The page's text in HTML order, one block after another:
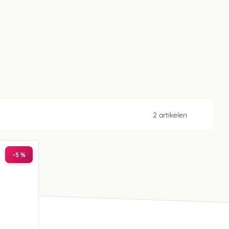
2 artikelen
-5 %